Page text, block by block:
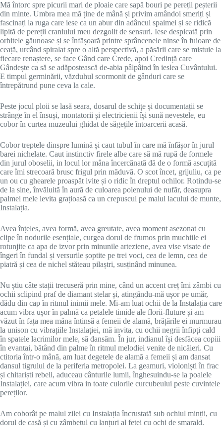
Mă întorc spre picurii mari de ploaie care sapă bouri pe pereții peșterii
din minte. Umbra mea mă ține de mână și privim amândoi smeriți și
fascinați la ruga care iese ca un abur din adâncul spaimei și se ridică
lipită de pereții craniului meu dezgolit de sensuri. Iese despicată prin
orbitele găunoase și se înfășoară printre sprâncenele ninse în fuioare de
ceață, urcând spiralat spre o altă perspectivă, a păsării care se mistuie la
fiecare renaștere, se face Gând care Crede, apoi Credință care
Gândește ca să se adăpostească de-abia pâlpâind în ieslea Cuvântului.
E timpul germinării, văzduhul scormonit de gânduri care se
întrepătrund pune ceva la cale.
Peste jocul ploii se lasă seara, dosarul de schițe și documentații se
strânge în el însuși, montatorii și electricienii își sună nevestele, eu
cobor în curtea muzeului ghidat de săgețile întoarcerii acasă.
Cobor treptele dinspre lumină și caut tubul în care mă înfășor în jurul
barei nichelate. Caut instinctiv firele albe care să mă rupă de formele
din jurul oboselii, in locul lor mâna încercănată dă de o formă ascuțită
care îmi strecoară brusc frigul prin măduvă. O scot încet, grijuliu, ca pe
un ou cu ghearele proaspăt ivite și o ridic în dreptul ochilor. Rotindu-se
de la sine, învăluită în aură de culoarea polenului de nufăr, deasupra
palmei mele levita grațioasă ca un crepuscul pe malul lacului de munte,
Instalația.
Avea înțeles, avea formă, avea greutate, avea moment asezonat cu
clipe în nodurile esențiale, curgea dorul de frumos prin muchiile ei
rotunjite ca apa de izvor prin minunile arteziene, avea vise visate de
îngeri în fundal și versurile șoptite pe trei voci, cea de lemn, cea de
piatră și cea de nichel stăteau pilaștri, susținând minunea.
Nu știu câte stații trecuseră prin mine, când un accent creț îmi zâmbi cu
ochii sclipind praf de diamant stelar și, atingându-mă ușor pe umăr,
dădu din cap în ritmul inimii mele. Mi-am luat ochii de la Instalația care
acum vibra ușor în palmă ca petalele timide ale florii-fluture și am
văzut în fața mea mâna întinsă a femeii de alamă, brățările ei murmurau
la unison cu vibrațiile Instalației, mă invita, cu ochii negrii înfipți cald
în spatele lacrimilor mele, să dansăm. În jur, indianul își desfăcea copiii
în evantai, bătând din palme în ritmul melodiei venite de nicăieri. Cu
ctitoria într-o mână, am luat degetele de alamă a femeii și am dansat
dansul tigrului de la periferia metropolei. La geamuri, violoniști în frac
și chitariști rebeli, aduceau cânturile lumii, înghesuindu-se la poalele
Instalației, care acum vibra in toate culorile curcubeului peste cuvintele
pereților.
Am coborât pe malul zilei cu Instalația încrustată sub ochiul minții, cu
dorul de casă și cu zâmbetul cu lanțuri al fetei cu ochi de smarald.